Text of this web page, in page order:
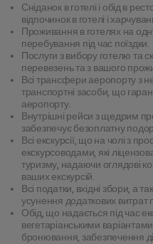
Сніданок в готелі і обід в
відпочинок в готелі і
Проживання в готелях на
перебування під час поїздки.
Послуги з вибору готелю та
перевезень та з вашого
Всі трансфери аеропорту з
транспортні засоби, що
аеропорту.
Внутрішні рейси з щедрим
забезпечує безоплатну
Всі екскурсії, що на чолі з
екскурсоводами, які
туризму, надаючи оглядові
ваших екскурсій.
Всі податки, вхідні збори, а
усунення додаткових витрат
Обід, що надається під час
вегетаріанськими
бронювання, забезпечення